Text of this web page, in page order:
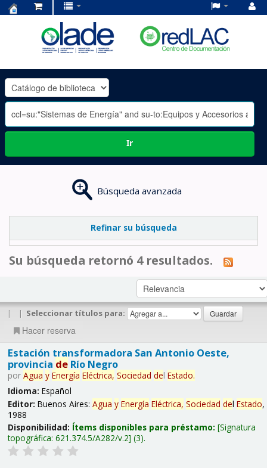
OLADE
-
Ir
Búsqueda avanzada
Refinar su búsqueda
Su búsqueda retornó 4 resultados.
| | Seleccionar títulos para:
Hacer reserva
Estación transformadora San Antonio Oeste,
provincia deRío Negro
por Agua y Energía Eléctrica, Sociedad del Estado.
Idioma: Español
Editor: Buenos Aires: Agua y Energía Eléctrica, Sociedad del Estado,
1988
Disponibilidad: Ítems disponibles para préstamo: Signatura
topográfica: 621.374.5/A282/v.2 (3).